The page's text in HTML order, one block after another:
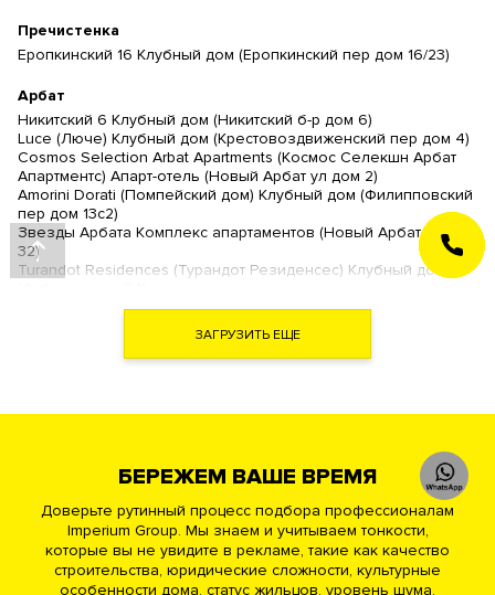
Пречистенка
Еропкинский 16 Клубный дом (Еропкинский пер дом 16/23)
Арбат
Никитский 6 Клубный дом (Никитский б-р дом 6)
Luce (Люче) Клубный дом (Крестовоздвиженский пер дом 4)
Cosmos Selection Arbat Apartments (Космос Селекшн Арбат
Апартментс) Апарт-отель (Новый Арбат ул дом 2)
Amorini Dorati (Помпейский дом) Клубный дом (Филипповский
пер дом 13с2)
Звезды Арбата Комплекс апартаментов (Новый Арбат ул дом
32)
Turandot Residences (Турандот Резиденсес) Клубный дом
Artisan (Артизан) Клубный дом (Арбат ул дом 39)
Дом Наркомфина (Новинский б-р дом 25 )
Дом на Хлебном (Хлебный пер дом 19)
The Book (Зе Бук) Комплекс апартаментов (Новый Арбат ул
б-р дом 12)
Большая Никитская 45 Клубный дом (Никитская Б. ул дом 45)
Академия Клубный дом (Нащокинский пер дом 7)
Рахманинов Клубный дом (Кисловский М. пер дом 3)
Театральный Дом Премиум квартал (Поварская ул дом 8/1)
Трубниковский 30 Клубный дом (Трубниковский пер дом
ЗАГРУЗИТЬ ЕЩЕ
БЕРЕЖЕМ ВАШЕ ВРЕМЯ
Доверьте рутинный процесс подбора профессионалам
Imperium Group. Мы знаем и учитываем тонкости,
которые вы не увидите в рекламе, такие как качество
строительства, юридические сложности, культурные
особенности дома, статус жильцов, уровень шума,
ЗАКАЗАТЬ
ЗВОНОК